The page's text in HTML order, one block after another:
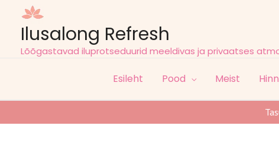
Ilusalong Refresh
Lõõgastavad iluprotseduurid meeldivas ja privaatses
Esileht Pood Meist